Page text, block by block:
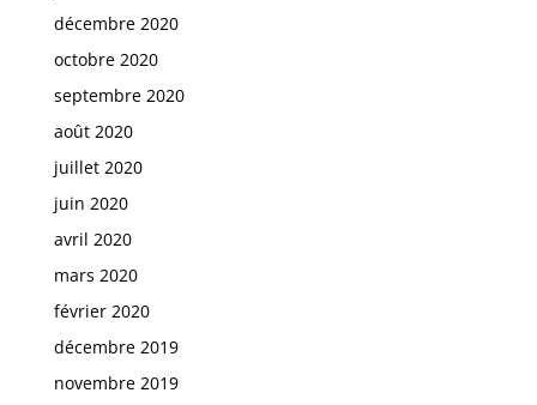
décembre 2020
octobre 2020
septembre 2020
août 2020
juillet 2020
juin 2020
avril 2020
mars 2020
février 2020
décembre 2019
novembre 2019